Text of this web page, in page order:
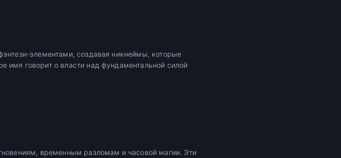
элементами, создавая никнеймы, которые
говорит о власти над фундаментальной силой
временным разломам и часовой магии. Эти